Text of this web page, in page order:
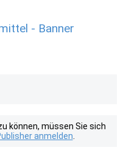
- Banner
können, müssen Sie sich
anmelden